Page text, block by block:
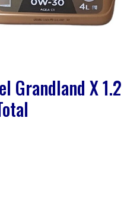
Grandland X 1.2